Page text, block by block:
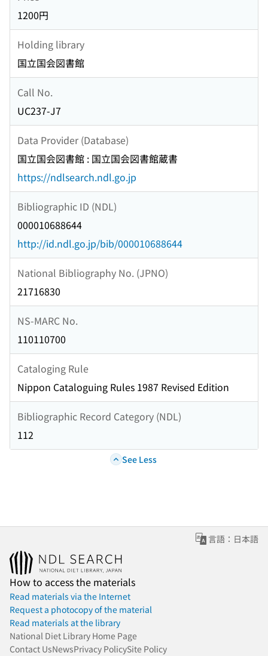
1200円
Holding library
国立国会図書館
Call No.
UC237-J7
Data Provider (Database)
国立国会図書館 : 国立国会図書館蔵書
https://ndlsearch.ndl.go.jp
Bibliographic ID (NDL)
000010688644
http://id.ndl.go.jp/bib/000010688644
National Bibliography No. (JPNO)
21716830
NS-MARC No.
110110700
Cataloging Rule
Nippon Cataloguing Rules 1987 Revised Edition
Bibliographic Record Category (NDL)
112
See Less
言語：日本語
How to access the materials
Read materials via the Internet
Request a photocopy of the material
Read materials at the library
National Diet Library Home Page
Contact UsNewsPrivacy PolicySite Policy